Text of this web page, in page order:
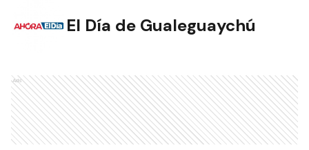
El Día de Gualeguaychú
Ads